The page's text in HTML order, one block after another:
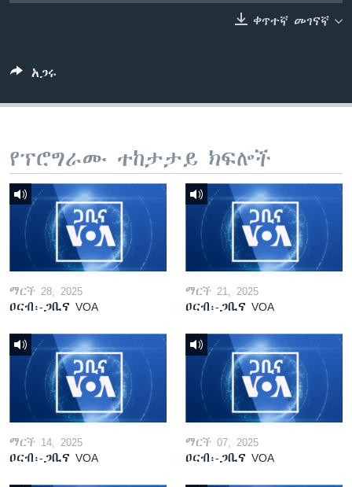
ቀጥተኛ መገናኛ
አጋሩ
የፕሮግራሙ ተከታታይ ክፍሎች
ማርች 28, 2025
ዐርብ፡-ጋቢና VOA
ማርች 21, 2025
ዐርብ፡-ጋቢና VOA
ማርች 14, 2025
ዐርብ፡-ጋቢና VOA
ማርች 07, 2025
ዐርብ፡-ጋቢና VOA